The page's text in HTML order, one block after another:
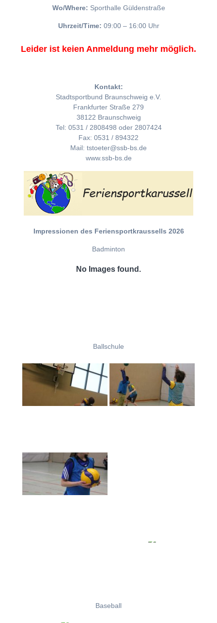
Wo/Where: Sporthalle Güldenstraße
Uhrzeit/Time: 09:00 – 16:00 Uhr
Leider ist keien Anmeldung mehr möglich.
Kontakt:
Stadtsportbund Braunschweig e.V.
Frankfurter Straße 279
38122 Braunschweig
Tel: 0531 / 2808498 oder 2807424
Fax: 0531 / 894322
Mail: tstoeter@ssb-bs.de
www.ssb-bs.de
Impressionen des Feriensportkraussells 2026
Badminton
No Images found.
Ballschule
Baseball